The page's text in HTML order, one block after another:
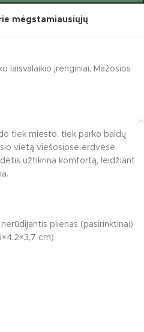
mėgstamiausiųjų
laisvalaikio įrenginiai, Mažosios
tiek miesto, tiek parko baldų
vietą viešosiose erdvėse.
užtikrina komfortą, leidžiant
plienas (pasirinktinai)
cm)